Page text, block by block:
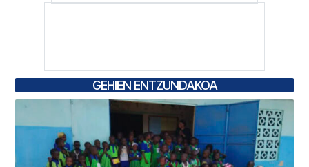
GEHIEN ENTZUNDAKOA